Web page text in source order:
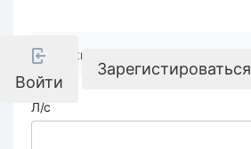
Войти
Зарегистироваться
Реквизиты компании
Л/с